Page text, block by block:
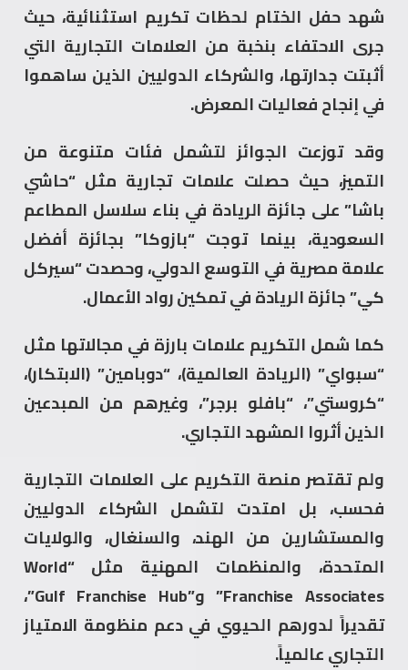
شهد حفل الختام لحظات تكريم استثنائية، حيث
جرى الاحتفاء بنخبة من العلامات التجارية التي
أثبتت جدارتها، والشركاء الدوليين الذين ساهموا
في إنجاح فعاليات المعرض.
وقد توزعت الجوائز لتشمل فئات متنوعة من
التميز، حيث حصلت علامات تجارية مثل “حاشي
باشا” على جائزة الريادة في بناء سلاسل المطاعم
السعودية، بينما توجت “بازوكا” بجائزة أفضل
علامة مصرية في التوسع الدولي، وحصدت “سيركل
كي” جائزة الريادة في تمكين رواد الأعمال.
كما شمل التكريم علامات بارزة في مجالاتها مثل
“سبواي” (الريادة العالمية)، “دوبامين” (الابتكار)،
“كروستي”، “بافلو برجر”، وغيرهم من المبدعين
الذين أثروا المشهد التجاري.
ولم تقتصر منصة التكريم على العلامات التجارية
فحسب، بل امتدت لتشمل الشركاء الدوليين
والمستشارين من الهند، والسنغال، والولايات
المتحدة، والمنظمات المهنية مثل “World
Franchise Associates” و”Gulf Franchise Hub”،
تقديراً لدورهم الحيوي في دعم منظومة الامتياز
التجاري عالمياً.